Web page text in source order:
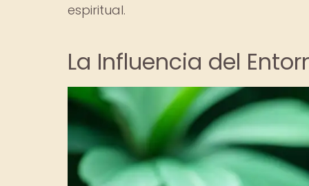
espiritual.
La Influencia del